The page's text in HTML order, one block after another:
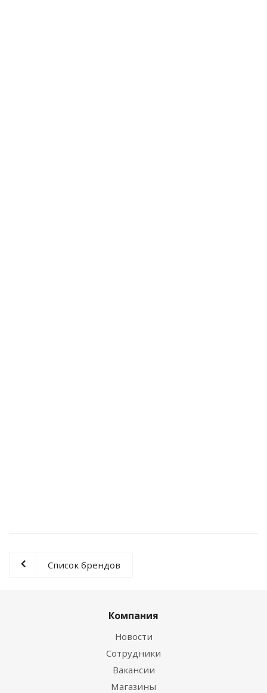
Список брендов
Компания
Новости
Сотрудники
Вакансии
Магазины